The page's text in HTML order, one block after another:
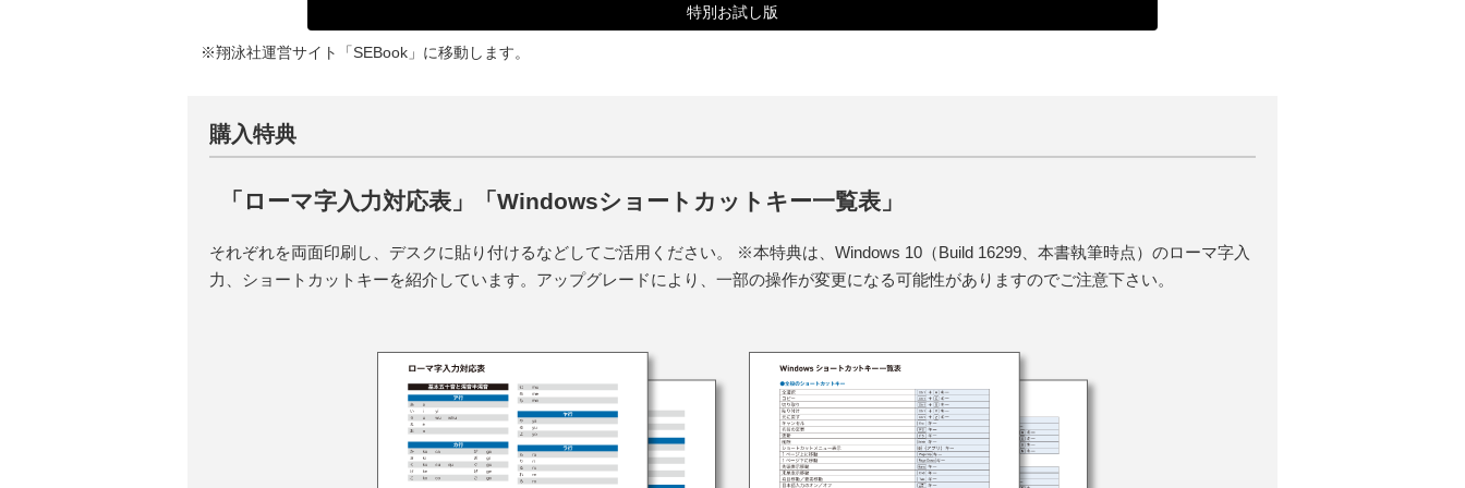
特別お試し版
※翔泳社運営サイト「SEBook」に移動します。
購入特典
「ローマ字入力対応表」「Windowsショートカットキー一覧表」
それぞれを両面印刷し、デスクに貼り付けるなどしてご活用ください。 ※本特典は、Windows 10（Build 16299、本書執筆時点）のローマ字入
力、ショートカットキーを紹介しています。アップグレードにより、一部の操作が変更になる可能性がありますのでご注意下さい。